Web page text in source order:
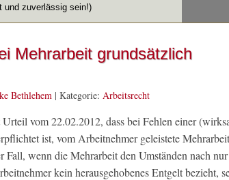
und zuverlässig sein!)
Mehrarbeit grundsätzlich
Bethlehem | Kategorie: Arbeitsrecht
vom 22.02.2012, dass bei Fehlen einer
ist, vom Arbeitnehmer geleistete
Fall, wenn die Mehrarbeit den Umständen nach
kein herausgehobenes Entgelt bezieht,